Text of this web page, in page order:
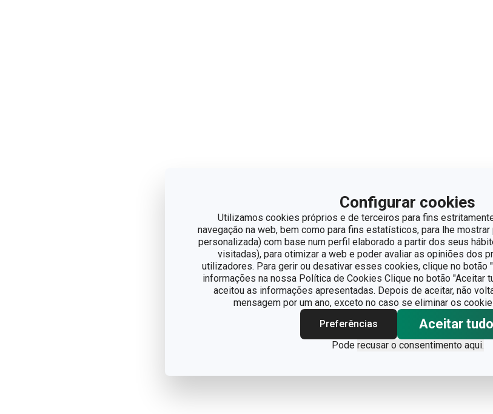
Configurar cookies
Utilizamos cookies próprios e de terceiros para fins
navegação na web, bem como para fins estatísticos, para lhe
personalizada) com base num perfil elaborado a partir dos seus
visitadas), para otimizar a web e poder avaliar as opiniões dos
utilizadores. Para gerir ou desativar esses cookies, clique no botão
informações na nossa Política de Cookies Clique no botão "Aceitar
aceitou as informações apresentadas. Depois de aceitar, não
mensagem por um ano, exceto no caso se eliminar os
Preferências
Aceitar tudo
Pode recusar o consentimento aqui.